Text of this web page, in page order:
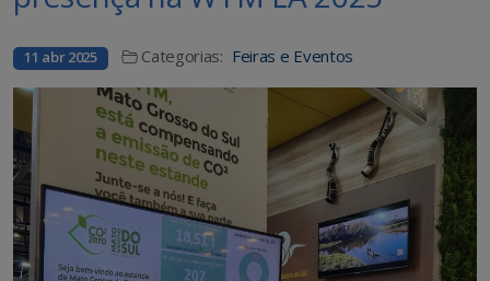
11 abr 2025 Categorias: Feiras e Eventos